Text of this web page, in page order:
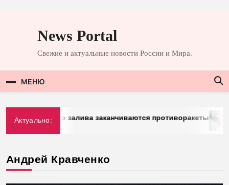
содержимомуNews Portal
Свежие и актуальные новости России и Мира.
МЕНЮ
Актуально:
Персидского залива заканчиваются противоракеты
Андрей Кравченко